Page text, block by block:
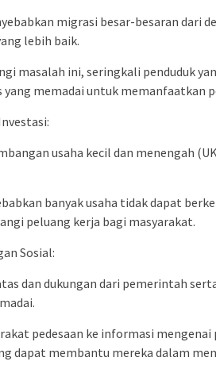
migrasi besar-besaran dari
lebih baik.
masalah ini, seringkali penduduk
memadai untuk memanfaatkan
usaha kecil dan menengah
banyak usaha tidak dapat
peluang kerja bagi masyarakat.
Sosial:
dan dukungan dari pemerintah
pedesaan ke informasi mengenai
dapat membantu mereka dalam